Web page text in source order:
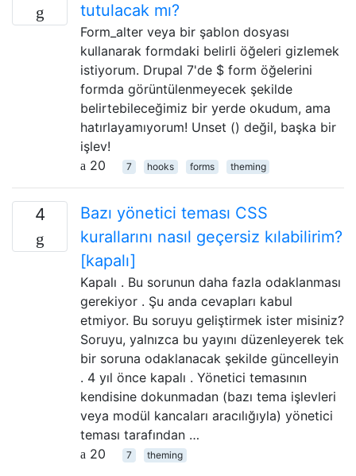
tutulacak mı?
Form_alter veya bir şablon dosyası
kullanarak formdaki belirli öğeleri gizlemek
istiyorum. Drupal 7'de $ form öğelerini
formda görüntülenmeyecek şekilde
belirtebileceğimiz bir yerde okudum, ama
hatırlayamıyorum! Unset () değil, başka bir
işlev!
20
7 hooks forms theming
4
Bazı yönetici teması CSS
kurallarını nasıl geçersiz kılabilirim?
[kapalı]
Kapalı . Bu sorunun daha fazla odaklanması
gerekiyor . Şu anda cevapları kabul
etmiyor. Bu soruyu geliştirmek ister misiniz?
Soruyu, yalnızca bu yayını düzenleyerek tek
bir soruna odaklanacak şekilde güncelleyin
. 4 yıl önce kapalı . Yönetici temasının
kendisine dokunmadan (bazı tema işlevleri
veya modül kancaları aracılığıyla) yönetici
teması tarafından …
20
7 theming